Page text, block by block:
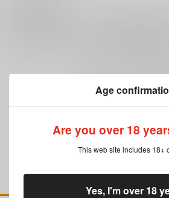
Age
Are you over 18
This web site includes 18+
Yes, I'm over 18